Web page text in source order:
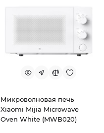
Микроволновая печь
Xiaomi Mijia Microwave
Oven White (MWB020)